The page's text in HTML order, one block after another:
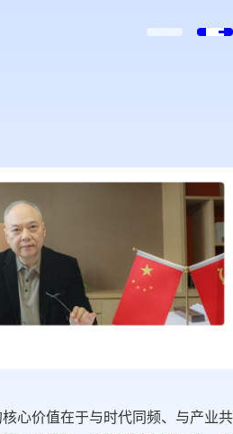
心价值在于与时代同频、与产业共